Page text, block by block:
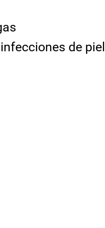
de piel